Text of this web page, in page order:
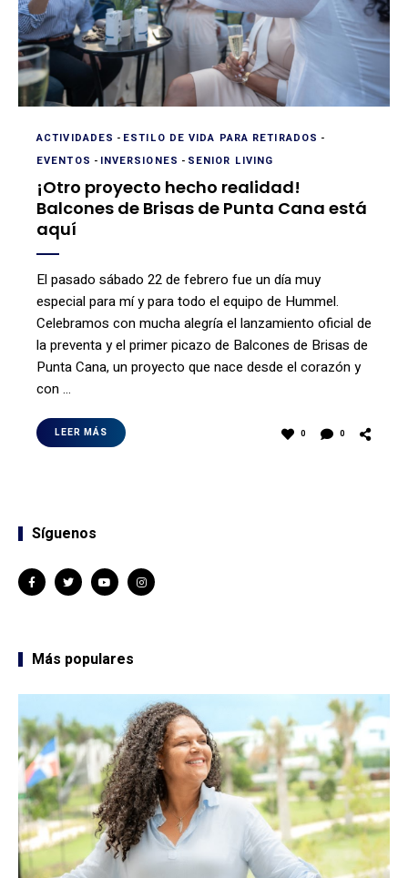
ACTIVIDADES - ESTILO DE VIDA PARA RETIRADOS -
EVENTOS - INVERSIONES - SENIOR LIVING
¡Otro proyecto hecho realidad!
Balcones de Brisas de Punta Cana está
aquí
El pasado sábado 22 de febrero fue un día muy
especial para mí y para todo el equipo de Hummel.
Celebramos con mucha alegría el lanzamiento oficial de
la preventa y el primer picazo de Balcones de Brisas de
Punta Cana, un proyecto que nace desde el corazón y
con …
LEER MÁS 0 0
Síguenos
Más populares